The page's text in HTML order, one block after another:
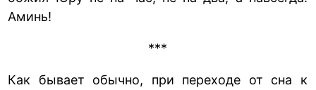
Аминь!
***
Как бывает обычно, при переходе от сна к